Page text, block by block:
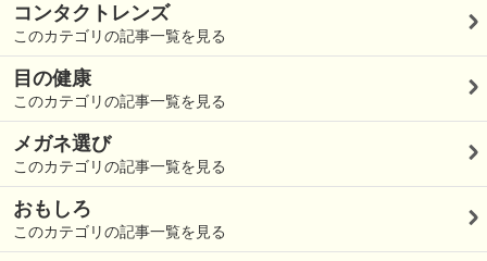
コンタクトレンズ
このカテゴリの記事一覧を見る
目の健康
このカテゴリの記事一覧を見る
メガネ選び
このカテゴリの記事一覧を見る
おもしろ
このカテゴリの記事一覧を見る